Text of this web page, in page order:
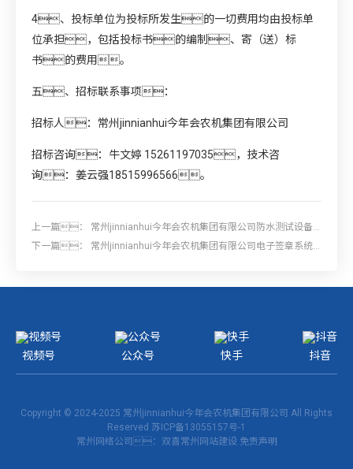
4、投标单位为投标所发生的一切费用均由投标单
位承担，包括投标书的编制、寄（送）标
书的费用。
五、招标联系事项：
招标人：常州jinnianhui今年会农机集团有限公司
招标咨询：牛文婷 15261197035，技术咨
询：姜云强18515996566。
上一篇： 常州jinnianhui今年会农机集团有限公司防水测试设备
采购项目招标
下一篇： 常州jinnianhui今年会农机集团有限公司电子签章系统
视频号 公众号 快手 抖音
Copyright © 2024-2025 常州jinnianhui今年会农机集团有限公司 All Rights
Reserved 苏ICP备13055157号-1
常州网络公司：双喜常州网站建设 免责声明